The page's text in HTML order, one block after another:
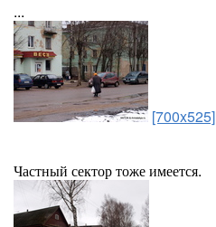
...
[700x525]
Частный сектор тоже имеется.